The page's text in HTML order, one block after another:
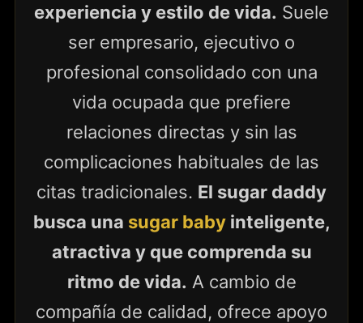
experiencia y estilo de vida. Suele
ser empresario, ejecutivo o
profesional consolidado con una
vida ocupada que prefiere
relaciones directas y sin las
complicaciones habituales de las
citas tradicionales. El sugar daddy
busca una sugar babyinteligente,
atractiva y que comprenda su
ritmo de vida. A cambio de
compañía de calidad, ofrece apoyo